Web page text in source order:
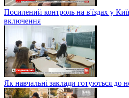
Посилений контроль на в'їздах у
включення
Як навчальні заклади готуються до